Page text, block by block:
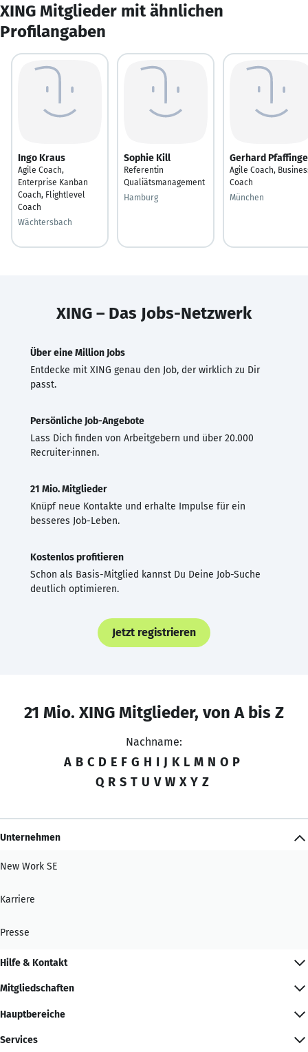
XING Mitglieder mit ähnlichen
Profilangaben
Ingo Kraus
Agile Coach,
Enterprise Kanban
Coach, Flightlevel
Coach
Wächtersbach
Sophie Kill
Referentin
Qualiätsmanagement
Hamburg
Gerhard
Agile Coach,
Coach
München
XING – Das Jobs-Netzwerk
Über eine Million Jobs
Entdecke mit XING genau den Job, der wirklich zu Dir
passt.
Persönliche Job-Angebote
Lass Dich finden von Arbeitgebern und über 20.000
Recruiter·innen.
21 Mio. Mitglieder
Knüpf neue Kontakte und erhalte Impulse für ein
besseres Job-Leben.
Kostenlos profitieren
Schon als Basis-Mitglied kannst Du Deine Job-Suche
deutlich optimieren.
Jetzt registrieren
21 Mio. XING Mitglieder, von A bis Z
Nachname:
A B C D E F G H I J K L M N O P
Q R S T U V W X Y Z
Unternehmen
New Work SE
Karriere
Presse
Hilfe & Kontakt
Mitgliedschaften
Hauptbereiche
Services